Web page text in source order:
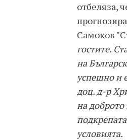
отбеляза,
Самоков
гостите.
на
успешно и
доц. д-р
на
условията.